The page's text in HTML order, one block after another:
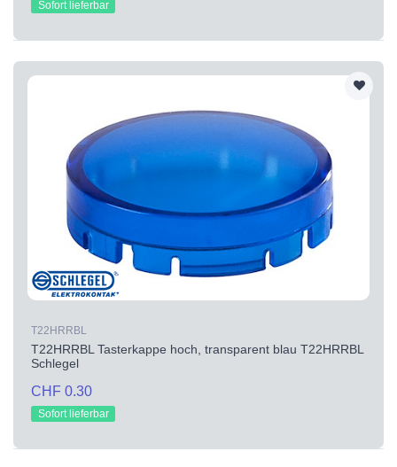
Sofort lieferbar
T22HRRBL
T22HRRBL Tasterkappe hoch, transparent blau T22HRRBL
Schlegel
CHF 0.30
Sofort lieferbar